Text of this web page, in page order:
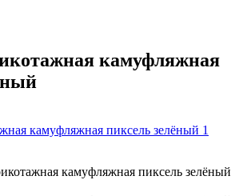
камуфляжная